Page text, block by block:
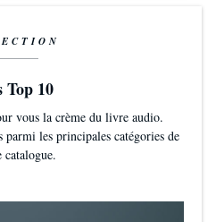
Top 10
vous la crème du livre audio.
les principales catégories de
catalogue.